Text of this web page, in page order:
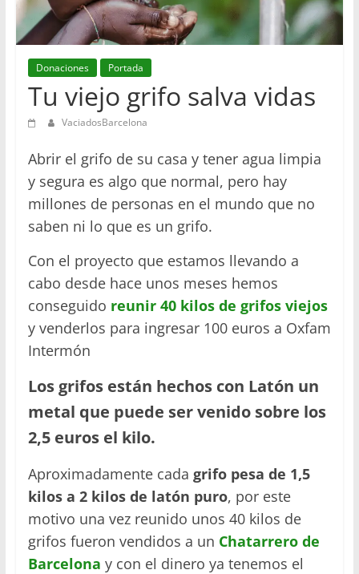
en
Barcelona
Donaciones Portada
Tu viejo grifo salva vidas
VaciadosBarcelona
Abrir el grifo de su casa y tener agua limpia
y segura es algo que normal, pero hay
millones de personas en el mundo que no
saben ni lo que es un grifo.
Con el proyecto que estamos llevando a
cabo desde hace unos meses hemos
conseguido reunir 40 kilos de grifos viejos
y venderlos para ingresar 100 euros a Oxfam
Intermón
Los grifos están hechos con Latón un
metal que puede ser venido sobre los
2,5 euros el kilo.
Aproximadamente cada grifo pesa de 1,5
kilos a 2 kilos de latón puro, por este
motivo una vez reunido unos 40 kilos de
grifos fueron vendidos a un Chatarrero de
Barcelona y con el dinero ya tenemos el